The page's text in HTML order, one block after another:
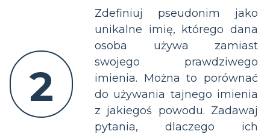
2
Zdefiniuj pseudonim jako
unikalne imię, którego dana
osoba używa zamiast
swojego prawdziwego
imienia. Można to porównać
do używania tajnego imienia
z jakiegoś powodu. Zadawaj
pytania, dlaczego ich